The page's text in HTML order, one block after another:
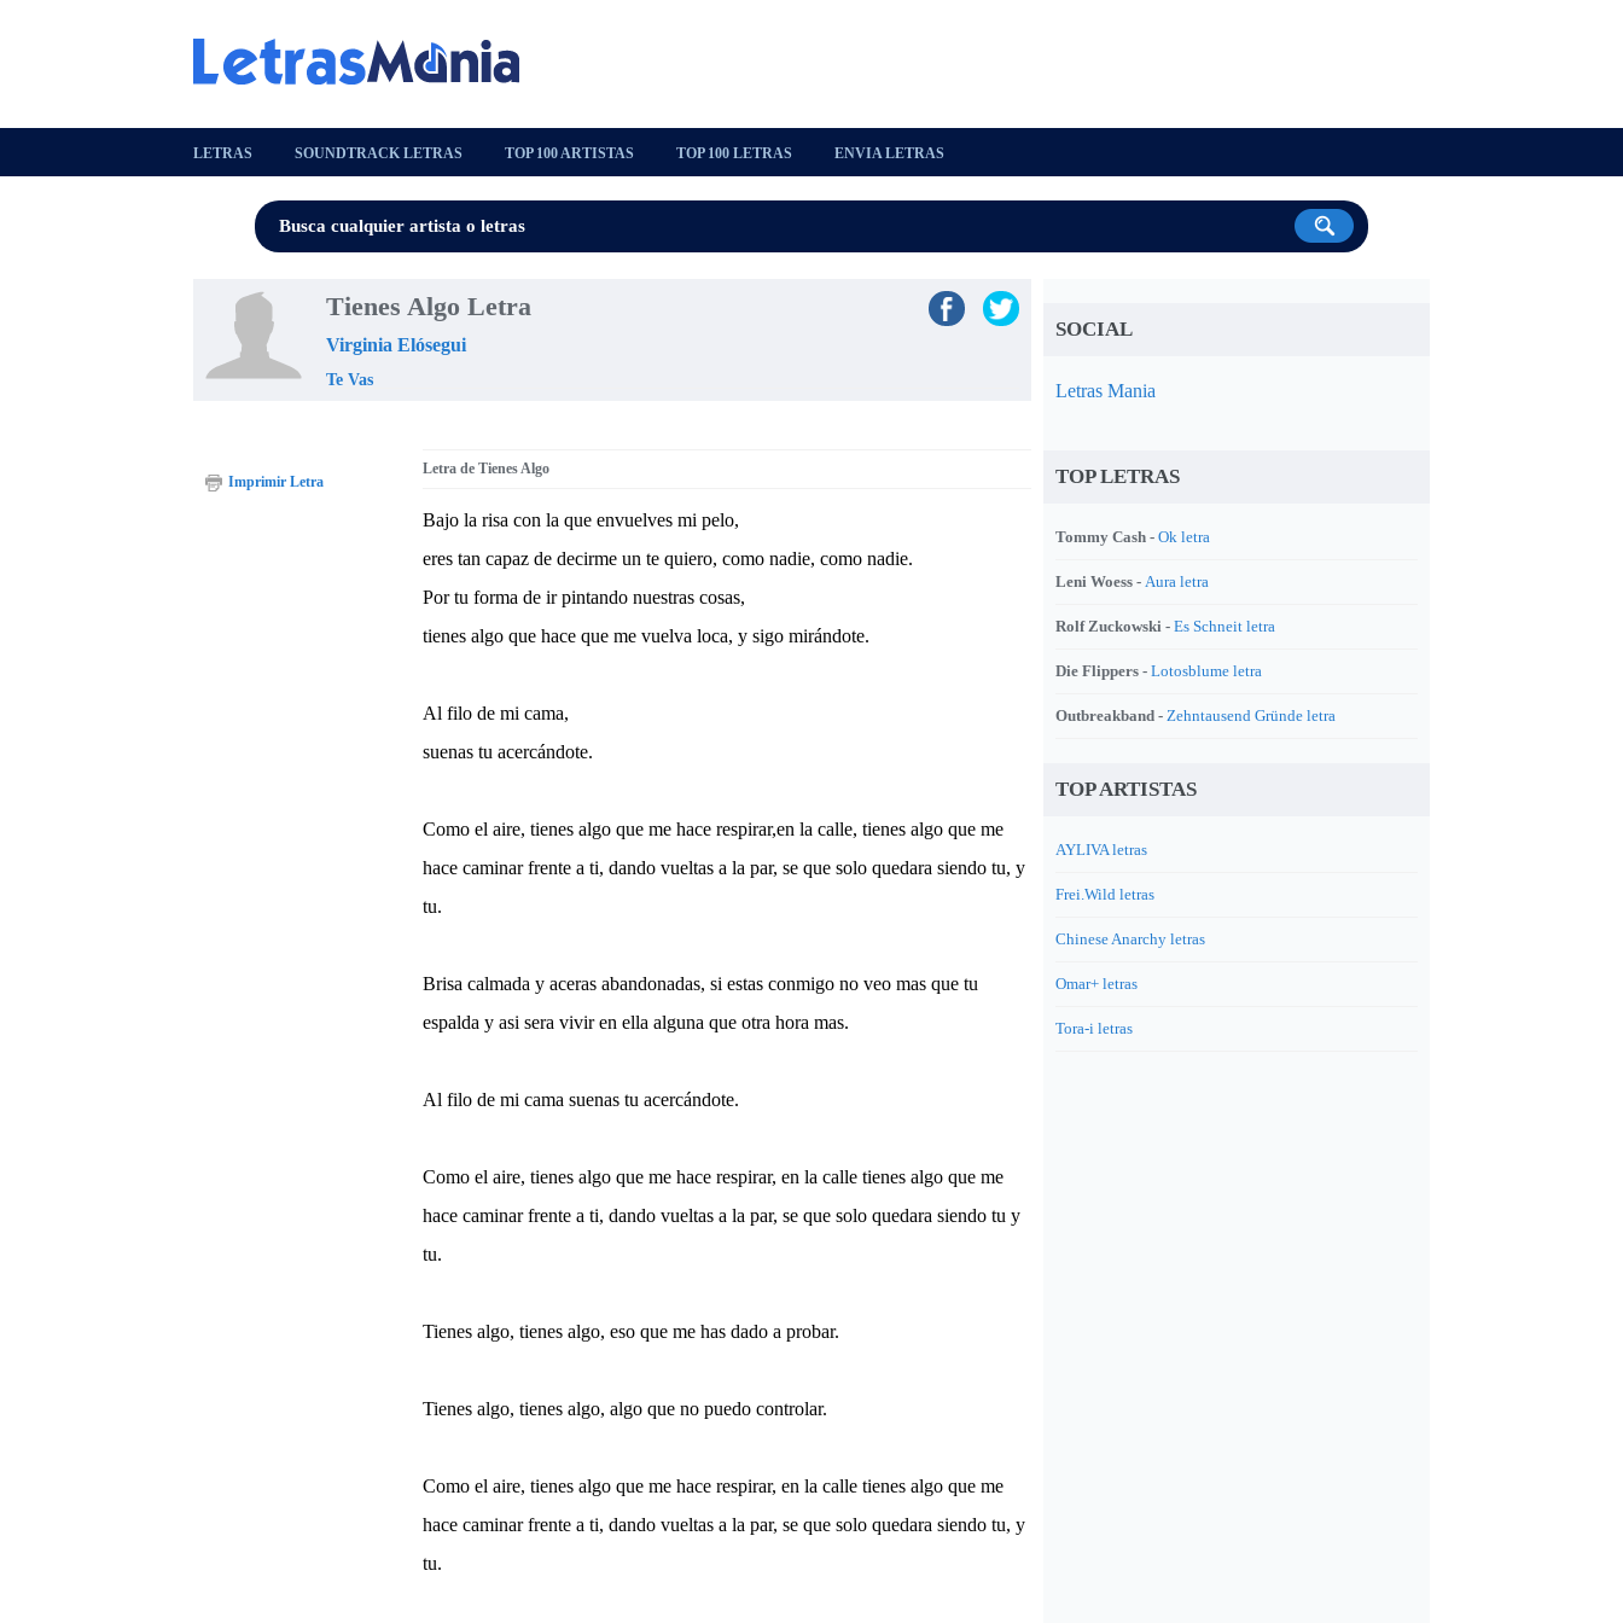
LETRAS SOUNDTRACK LETRAS TOP 100 ARTISTAS TOP 100 LETRAS ENVIA LETRAS
Tienes Algo Letra
Virginia Elósegui
Te Vas
Letra de Tienes Algo
Bajo la risa con la que envuelves mi pelo,
eres tan capaz de decirme un te quiero, como nadie, como nadie.
Por tu forma de ir pintando nuestras cosas,
tienes algo que hace que me vuelva loca, y sigo mirándote.
Al filo de mi cama,
suenas tu acercándote.
Como el aire, tienes algo que me hace respirar,en la calle, tienes algo que me
hace caminar frente a ti, dando vueltas a la par, se que solo quedara siendo tu, y
tu.
Brisa calmada y aceras abandonadas, si estas conmigo no veo mas que tu
espalda y asi sera vivir en ella alguna que otra hora mas.
Al filo de mi cama suenas tu acercándote.
Como el aire, tienes algo que me hace respirar, en la calle tienes algo que me
hace caminar frente a ti, dando vueltas a la par, se que solo quedara siendo tu y
tu.
Tienes algo, tienes algo, eso que me has dado a probar.
Tienes algo, tienes algo, algo que no puedo controlar.
Como el aire, tienes algo que me hace respirar, en la calle tienes algo que me
hace caminar frente a ti, dando vueltas a la par, se que solo quedara siendo tu, y
tu.
Imprimir Letra
SOCIAL
Letras Mania
TOP LETRAS
Tommy Cash - Ok letra
Leni Woess - Aura letra
Rolf Zuckowski - Es Schneit letra
Die Flippers - Lotosblume letra
Outbreakband - Zehntausend Gründe letra
TOP ARTISTAS
AYLIVA letras
Frei.Wild letras
Chinese Anarchy letras
Omar+ letras
Tora-i letras